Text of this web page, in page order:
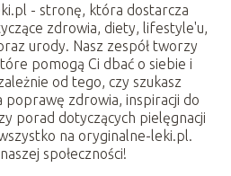
- stronę, która dostarcza
zdrowia, diety, lifestyle'u,
urody. Nasz zespół tworzy
pomogą Ci dbać o siebie i
od tego, czy szukasz
poprawę zdrowia, inspiracji do
porad dotyczących pielęgnacji
na oryginalne-leki.pl.
społeczności!